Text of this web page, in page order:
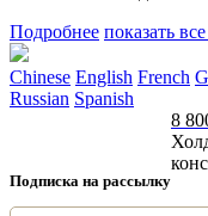
Подробнее показать
Chinese English French
Russian Spanish
Подписка на рассылку
8